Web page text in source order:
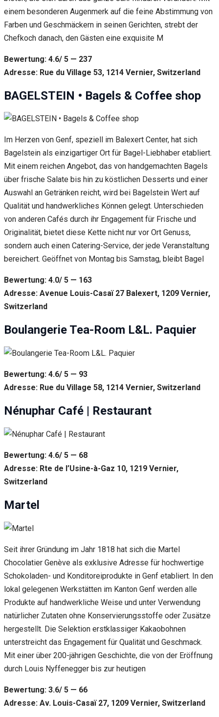
einem besonderen Augenmerk auf die feine Abstimmung von
Farben und Geschmäckern in seinen Gerichten, strebt der
Chefkoch danach, den Gästen eine exquisite M
Bewertung: 4.6/ 5 — 237
Adresse: Rue du Village 53, 1214 Vernier, Switzerland
BAGELSTEIN • Bagels & Coffee shop
Im Herzen von Genf, speziell im Balexert Center, hat sich
Bagelstein als einzigartiger Ort für Bagel-Liebhaber etabliert.
Mit einem reichen Angebot, das von handgemachten Bagels
über frische Salate bis hin zu köstlichen Desserts und einer
Auswahl an Getränken reicht, wird bei Bagelstein Wert auf
Qualität und handwerkliches Können gelegt. Unterschieden
von anderen Cafés durch ihr Engagement für Frische und
Originalität, bietet diese Kette nicht nur vor Ort Genuss,
sondern auch einen Catering-Service, der jede Veranstaltung
bereichert. Geöffnet von Montag bis Samstag, bleibt Bagel
Bewertung: 4.0/ 5 — 163
Adresse: Avenue Louis-Casaï 27 Balexert, 1209 Vernier,
Switzerland
Boulangerie Tea-Room L&L. Paquier
Bewertung: 4.6/ 5 — 93
Adresse: Rue du Village 58, 1214 Vernier, Switzerland
Nénuphar Café | Restaurant
Bewertung: 4.6/ 5 — 68
Adresse: Rte de l’Usine-à-Gaz 10, 1219 Vernier,
Switzerland
Martel
Seit ihrer Gründung im Jahr 1818 hat sich die Martel
Chocolatier Genève als exklusive Adresse für hochwertige
Schokoladen- und Konditoreiprodukte in Genf etabliert. In den
lokal gelegenen Werkstätten im Kanton Genf werden alle
Produkte auf handwerkliche Weise und unter Verwendung
natürlicher Zutaten ohne Konservierungsstoffe oder Zusätze
hergestellt. Die Selektion erstklassiger Kakaobohnen
unterstreicht das Engagement für Qualität und Geschmack.
Mit einer über 200-jährigen Geschichte, die von der Eröffnung
durch Louis Nyffenegger bis zur heutigen
Bewertung: 3.6/ 5 — 66
Adresse: Av. Louis-Casaï 27, 1209 Vernier, Switzerland